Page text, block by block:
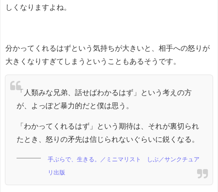
しくなりますよね。
分かってくれるはずという気持ちが大きいと、相手への怒りが
大きくなりすぎてしまうということもあるそうです。
「人類みな兄弟、話せばわかるはず」という考えの方
が、よっぽど暴力的だと僕は思う。
「わかってくれるはず」という期待は、それが裏切られ
たとき、怒りの矛先は信じられないぐらいに鋭くなる。
手ぶらで、生きる。／ミニマリスト しぶ／サンクチュア
リ出版